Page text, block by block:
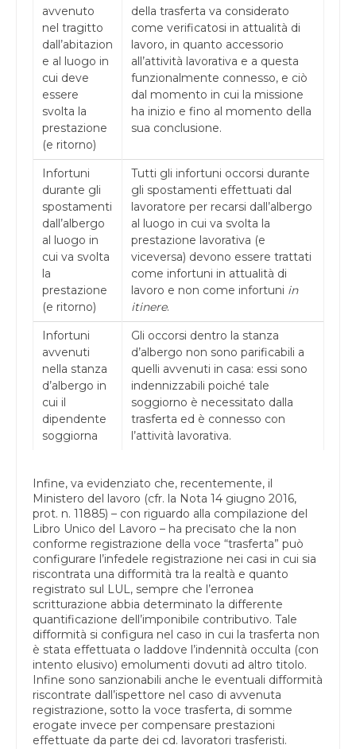
avvenuto
nel tragitto
dall’abitazion
e al luogo in
cui deve
essere
svolta la
prestazione
(e ritorno)
della trasferta va considerato
come verificatosi in attualità di
lavoro, in quanto accessorio
all’attività lavorativa e a questa
funzionalmente connesso, e ciò
dal momento in cui la missione
ha inizio e fino al momento della
sua conclusione.
Infortuni
durante gli
spostamenti
dall’albergo
al luogo in
cui va svolta
la
prestazione
(e ritorno)
Tutti gli infortuni occorsi durante
gli spostamenti effettuati dal
lavoratore per recarsi dall’albergo
al luogo in cui va svolta la
prestazione lavorativa (e
viceversa) devono essere trattati
come infortuni in attualità di
lavoro e non come infortuni in
itinere.
Infortuni
avvenuti
nella stanza
d’albergo in
cui il
dipendente
soggiorna
Gli occorsi dentro la stanza
d’albergo non sono parificabili a
quelli avvenuti in casa: essi sono
indennizzabili poiché tale
soggiorno è necessitato dalla
trasferta ed è connesso con
l’attività lavorativa.
Infine, va evidenziato che, recentemente, il
Ministero del lavoro (cfr. la Nota 14 giugno 2016,
prot. n. 11885) – con riguardo alla compilazione del
Libro Unico del Lavoro – ha precisato che la non
conforme registrazione della voce “trasferta” può
configurare l’infedele registrazione nei casi in cui sia
riscontrata una difformità tra la realtà e quanto
registrato sul LUL, sempre che l’erronea
scritturazione abbia determinato la differente
quantificazione dell’imponibile contributivo. Tale
difformità si configura nel caso in cui la trasferta non
è stata effettuata o laddove l’indennità occulta (con
intento elusivo) emolumenti dovuti ad altro titolo.
Infine sono sanzionabili anche le eventuali difformità
riscontrate dall’ispettore nel caso di avvenuta
registrazione, sotto la voce trasferta, di somme
erogate invece per compensare prestazioni
effettuate da parte dei cd. lavoratori trasferisti.